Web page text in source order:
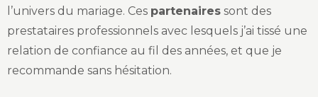
l’univers du mariage. Ces partenaires sont des
prestataires professionnels avec lesquels j’ai tissé une
relation de confiance au fil des années, et que je
recommande sans hésitation.